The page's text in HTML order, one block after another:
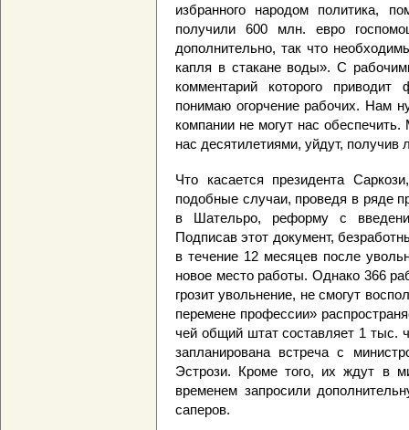
избранного народом политика,
получили 600 млн. евро
дополнительно, так что
капля в стакане воды». С
комментарий которого
понимаю огорчение рабочих. Нам
компании не могут нас
нас десятилетиями, уйдут, получив
Что касается президента
подобные случаи, проведя в ряде
в Шательро, реформу с
Подписав этот документ,
в течение 12 месяцев после
новое место работы. Однако 366
грозит увольнение, не смогут
перемене профессии»
чей общий штат составляет 1 тыс.
запланирована встреча с
Эстрози. Кроме того, их ждут в
временем запросили
саперов.